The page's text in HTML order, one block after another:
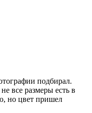
подбирал.
все размеры есть в
но цвет пришел